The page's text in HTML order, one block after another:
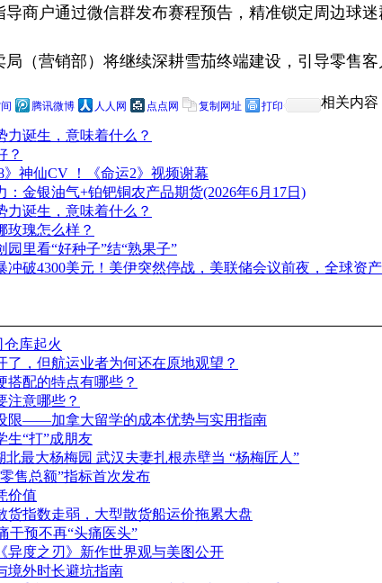
商户通过微信群发布赛程预告，精准锁定周边球迷
（营销部）将继续深耕雪茄终端建设，引导零售
腾讯微博 人人网 点点网 复制网址 打印 相关内容
力诞生，意味着什么？
？
神仙CV ！《命运2》视频谢幕
：金银油气+铂钯铜农产品期货(2026年6月17日)
力诞生，意味着什么？
玫瑰怎么样？
里看“好种子”结“熟果子”
冲破4300美元！美伊突然停战，美联储会议前夜，全球资
库起火
了，但航运业者为何还在原地观望？
搭配的特点有哪些？
注意哪些？
限——加拿大留学的成本优势与实用指南
生“打”成朋友
北最大杨梅园 武汉夫妻扎根赤壁当 “杨梅匠人”
售总额”指标首次发布
价值
货指数走弱，大型散货船运价拖累大盘
干预不再“头痛医头”
异度之刃》新作世界观与美图公开
境外时长避坑指南